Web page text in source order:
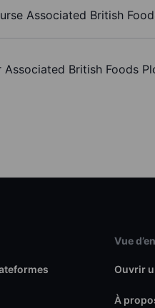
Associated British
Associated British Foods
Vue
Ouvrir
À